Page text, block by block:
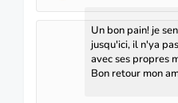
Un bon pain! je
jusqu'ici, il n'ya
avec ses propres
Bon retour mon